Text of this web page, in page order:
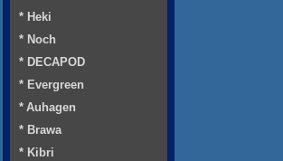
* Heki
* Noch
* DECAPOD
* Evergreen
* Auhagen
* Brawa
* Kibri